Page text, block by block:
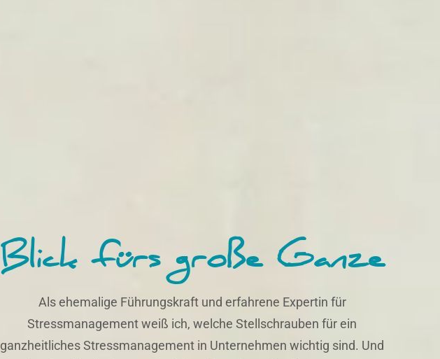
Blick fürs große Ganze
Als ehemalige Führungskraft und erfahrene Expertin für
Stressmanagement weiß ich, welche Stellschrauben für ein
ganzheitliches Stressmanagement in Unternehmen wichtig sind. Und